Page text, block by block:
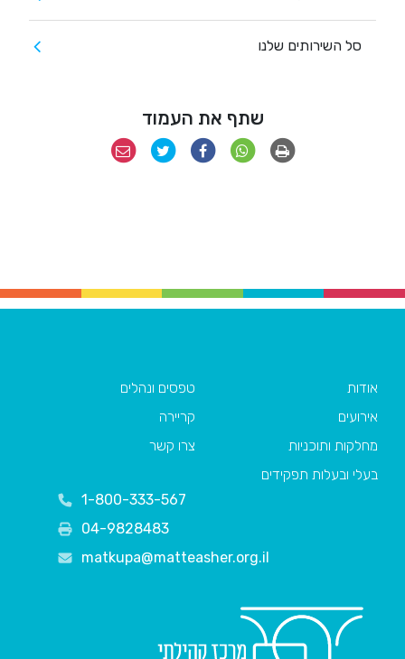
סל השירותים שלנו
שתף את העמוד
אודות
אירועים
מחלקות ותוכניות
בעלי ובעלות תפקידים
טפסים ונהלים
קריירה
צרו קשר
1-800-333-567
04-9828483
matkupa@matteasher.org.il